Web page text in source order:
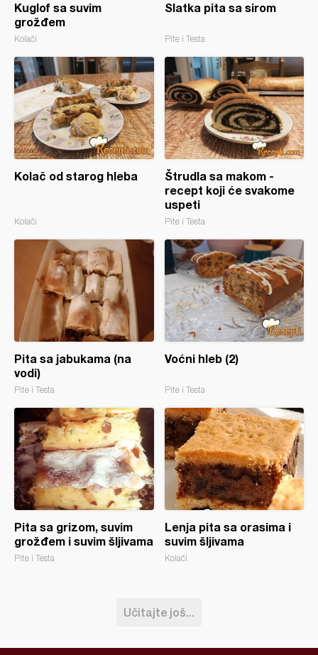
Kuglof sa suvim
grožđem
Kolači
Slatka pita sa sirom
Pite i Testa
Kolač od starog hleba
Kolači
Štrudla sa makom -
recept koji će svakome
uspeti
Pite i Testa
Pita sa jabukama (na
vodi)
Pite i Testa
Voćni hleb (2)
Pite i Testa
Pita sa grizom, suvim
grožđem i suvim šljivama
Pite i Testa
Lenja pita sa orasima i
suvim šljivama
Kolači
Učitajte još...